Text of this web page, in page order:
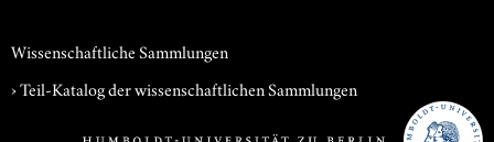
Wissenschaftliche Sammlungen
› Teil-Katalog der wissenschaftlichen Sammlungen